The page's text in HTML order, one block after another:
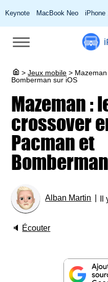
Keynote MacBook Neo iPhone
> Jeux mobile >
Bomberman sur iOS
Mazeman :
crossover
Pacman et
Alban Martin
🔈 Écouter